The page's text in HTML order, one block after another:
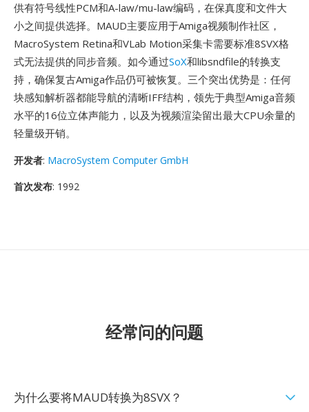
供有符号线性PCM和A-law/mu-law编码，在保真度和文件大
小之间提供选择。MAUD主要应用于Amiga视频制作社区，
MacroSystem Retina和VLab Motion采集卡需要标准8SVX格
式无法提供的同步音频。如今通过SoX和libsndfile的转换支
持，确保复古Amiga作品仍可被恢复。三个突出优势是：任何
块感知解析器都能导航的清晰IFF结构，领先于典型Amiga音频
水平的16位立体声能力，以及为视频渲染留出最大CPU余量的
轻量级开销。
开发者: MacroSystem Computer GmbH
首次发布: 1992
经常问的问题
为什么要将MAUD转换为8SVX？